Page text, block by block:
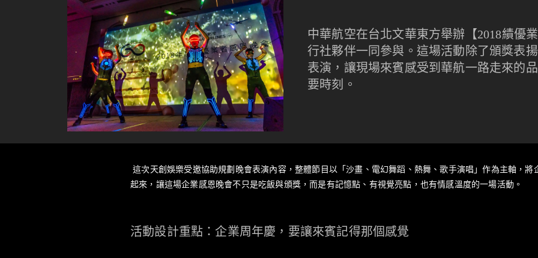
中華航空在台北文華東方舉辦【2018績優
行社夥伴一同參與。這場活動除了頒獎表
表演，讓現場來賓感受到華航一路走來的
要時刻。
這次天創娛樂受邀協助規劃晚會表演內容，整體節目以「沙畫、電幻舞蹈、熱舞、歌手演唱」作為主軸，
起來，讓這場企業感恩晚會不只是吃飯與頒獎，而是有記憶點、有視覺亮點，也有情感溫度的一場活動。
活動設計重點：企業周年慶，要讓來賓記得那個感覺